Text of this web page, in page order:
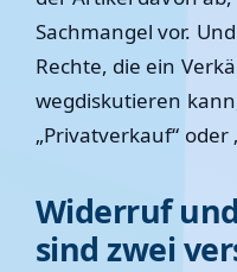
Sachmangel vor.
Rechte, die ein
wegdiskutieren
„Privatverkauf“ oder
Widerruf
sind zwei